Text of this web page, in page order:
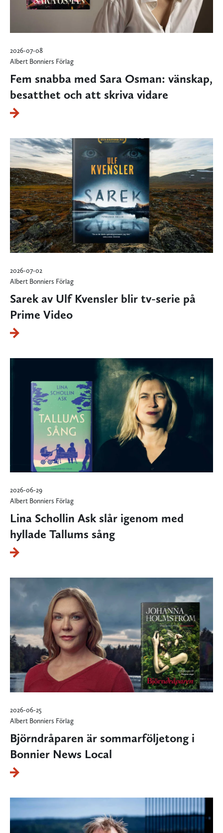
2026-07-08
Albert Bonniers Förlag
Fem snabba med Sara Osman: vänskap,
besatthet och att skriva vidare
2026-07-02
Albert Bonniers Förlag
Sarek av Ulf Kvensler blir tv-serie på
Prime Video
2026-06-29
Albert Bonniers Förlag
Lina Schollin Ask slår igenom med
hyllade Tallums sång
2026-06-25
Albert Bonniers Förlag
Björndråparen är sommarföljetong i
Bonnier News Local